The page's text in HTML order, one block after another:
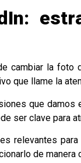
cambiar la
que llame la
que
ser clave para
relevantes
de manera